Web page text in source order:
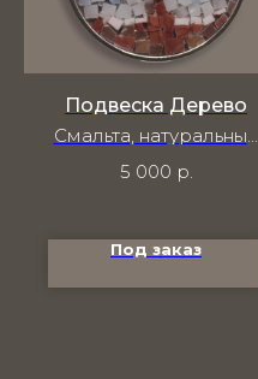
Подвеска Дерево
Смальта, натуральный
5 000 р.
Под заказ